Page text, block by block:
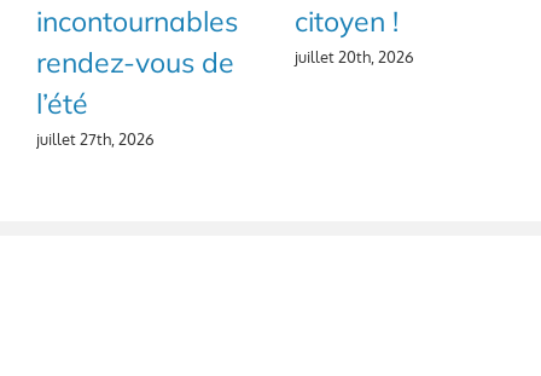
incontournables
rendez-vous de
l’été
juillet 27th, 2026
citoyen !
juillet 20th, 2026